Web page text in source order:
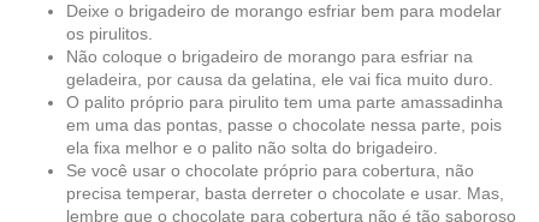
Deixe o brigadeiro de morango esfriar bem para modelar
os pirulitos.
Não coloque o brigadeiro de morango para esfriar na
geladeira, por causa da gelatina, ele vai fica muito duro.
O palito próprio para pirulito tem uma parte amassadinha
em uma das pontas, passe o chocolate nessa parte, pois
ela fixa melhor e o palito não solta do brigadeiro.
Se você usar o chocolate próprio para cobertura, não
precisa temperar, basta derreter o chocolate e usar. Mas,
lembre que o chocolate para cobertura não é tão saboroso